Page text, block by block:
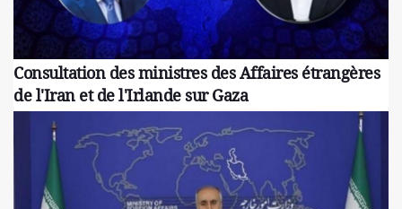
Consultation des ministres des Affaires étrangères
de l'Iran et de l'Irlande sur Gaza